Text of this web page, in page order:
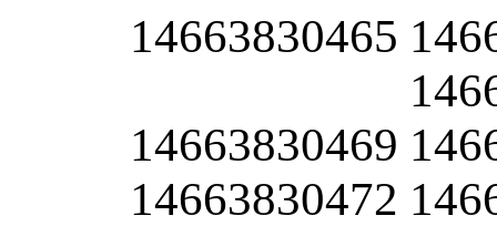
14663830465
14663830469
14663830472